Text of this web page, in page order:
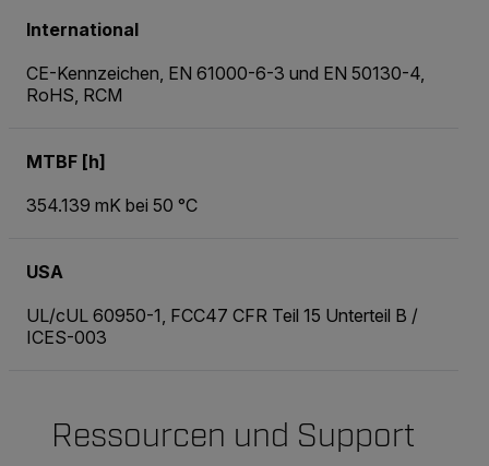
International
CE-Kennzeichen, EN 61000-6-3 und EN 50130-4,
RoHS, RCM
MTBF [h]
354.139 mK bei 50 °C
USA
UL/cUL 60950-1, FCC47 CFR Teil 15 Unterteil B /
ICES-003
Ressourcen und Support